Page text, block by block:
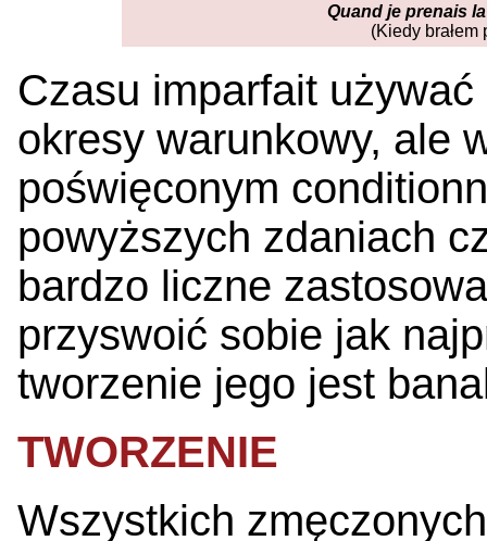
Quand je prenais
(Kiedy brałem
Czasu imparfait
okresy warunkowy, ale
poświęconym
powyższych zdaniach
bardzo liczne
przyswoić sobie jak
tworzenie jego jest
TWORZENIE
Wszystkich